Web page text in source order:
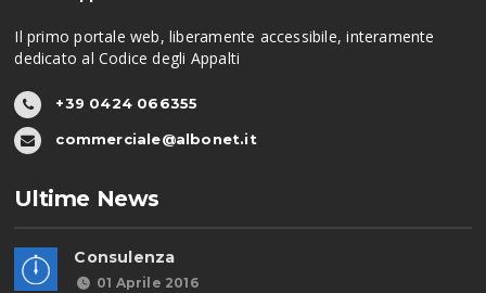
Il primo portale web, liberamente accessibile, interamente
dedicato al Codice degli Appalti
+39 0424 066355
commerciale@albonet.it
Ultime News
Consulenza
01 Aprile 2016